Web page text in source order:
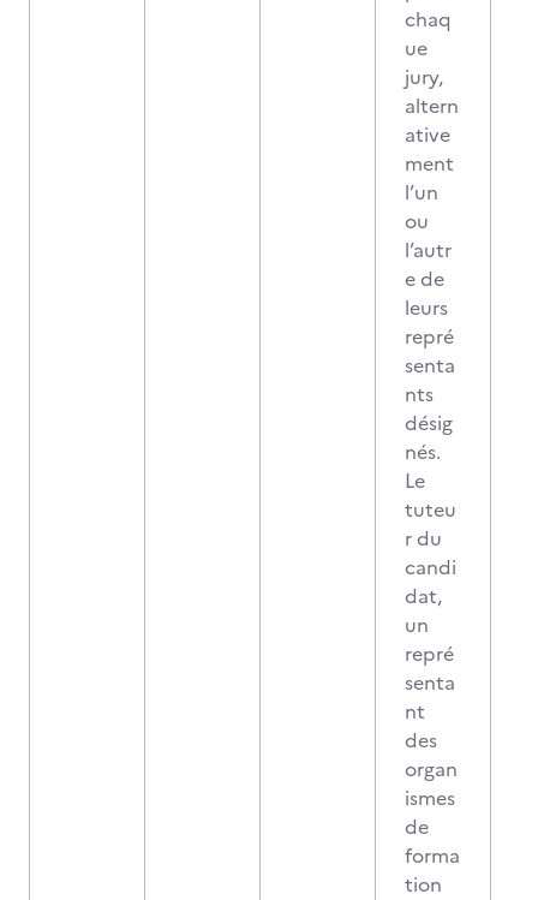
chaq
ue
jury,
altern
ative
ment
l’un
ou
l’autr
e de
leurs
repré
senta
nts
désig
nés.
Le
tuteu
r du
candi
dat,
un
repré
senta
nt
des
organ
ismes
de
forma
tion